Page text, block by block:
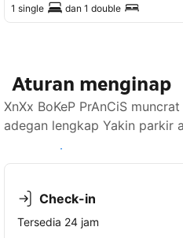
1 single dan 1 double
Aturan menginap
XnXx BoKeP PrAnCiS
adegan lengkap Yakin parkir
Lihat ketersediaan
Check-in
Tersedia 24 jam